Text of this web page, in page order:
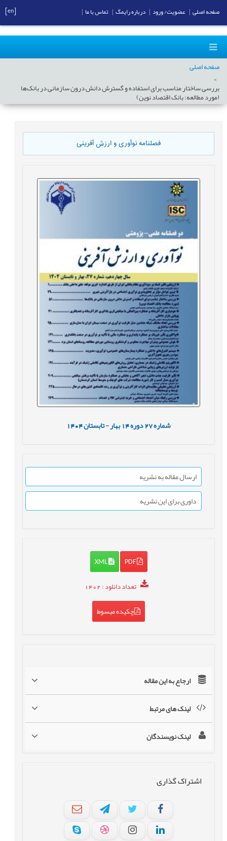
صفحه اصلی
بررسی ساختار مناسب برای استفاده و گسترش دانش درون سازمانی در بانک‌ها
(مورد مطالعه: بانک اقتصاد نوین)
فصلنامه نوآوری و ارزش آفرینی
شماره27 دوره14 بهار - تابستان1404
ارسال مقاله به نشریه
داوری برای این نشریه
PDF
XML
تعداد دانلود: 1402
چکیده مبسوط
ارجاع به این مقاله
لینک های مرتبط
لینک نویسندگان
اشتراک گذاری
صفحه اصلی عضویت/ ورود درباره رایمگ تماس با ما